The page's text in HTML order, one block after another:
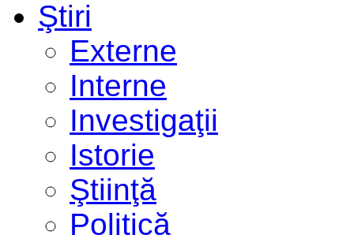
Ştiri
Externe
Interne
Investigaţii
Istorie
Ştiinţă
Politică